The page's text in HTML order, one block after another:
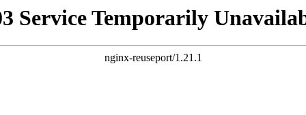
Service Temporarily
nginx-reuseport/1.21.1